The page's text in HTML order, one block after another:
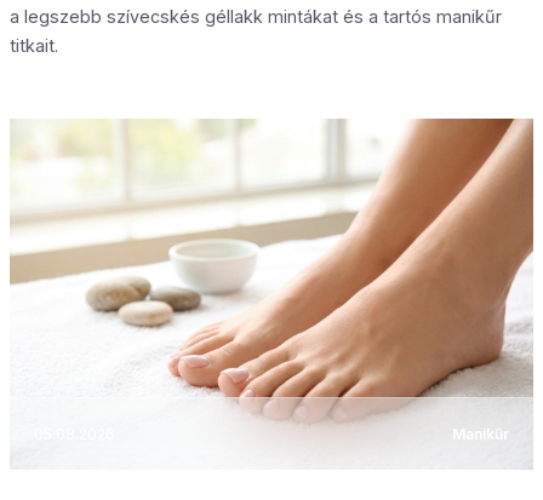
a legszebb szívecskés géllakk mintákat és a tartós manikűr
titkait.
Manikűr